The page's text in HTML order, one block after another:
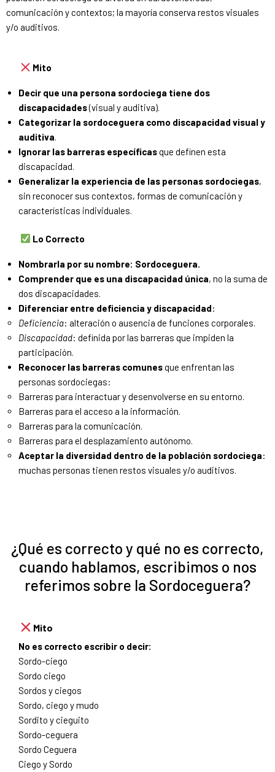
comunicación y contextos; la mayoría conserva restos visuales
y/o auditivos.
Mito
Decir que una persona sordociega tiene dos
discapacidades(visual y auditiva).
Categorizar la sordoceguera como discapacidad visual y
auditiva.
Ignorar las barreras específicasque definen esta
discapacidad.
Generalizar la experiencia de las personas sordociegas,
sin reconocer sus contextos, formas de comunicación y
características individuales.
Lo Correcto
Nombrarla por su nombre: Sordoceguera.
Comprender que es una discapacidad única, no la suma de
dos discapacidades.
Diferenciar entre deficiencia y discapacidad:
Deficiencia: alteración o ausencia de funciones corporales.
Discapacidad: definida por las barreras que impiden la
participación.
Reconocer las barreras comunesque enfrentan las
personas sordociegas:
Barreras para interactuar y desenvolverse en su entorno.
Barreras para el acceso a la información.
Barreras para la comunicación.
Barreras para el desplazamiento autónomo.
Aceptar la diversidad dentro de la población sordociega:
muchas personas tienen restos visuales y/o auditivos.
¿Qué es correcto y qué no es correcto,
cuando hablamos, escribimos o nos
referimos sobre la Sordoceguera?
Mito
No es correcto escribir o decir:
Sordo-ciego
Sordo ciego
Sordos y ciegos
Sordo, ciego y mudo
Sordito y cieguito
Sordo-ceguera
Sordo Ceguera
Ciego y Sordo